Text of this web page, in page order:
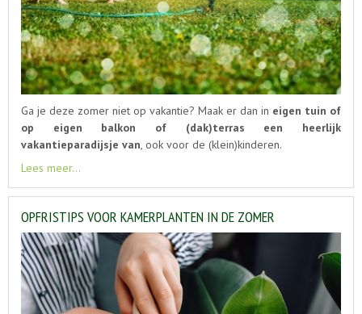
Ga je deze zomer niet op vakantie? Maak er dan in eigen tuin of
op eigen balkon of (dak)terras een heerlijk
vakantieparadijsje van , ook voor de (klein)kinderen.
Lees meer...
OPFRISTIPS VOOR KAMERPLANTEN IN DE ZOMER